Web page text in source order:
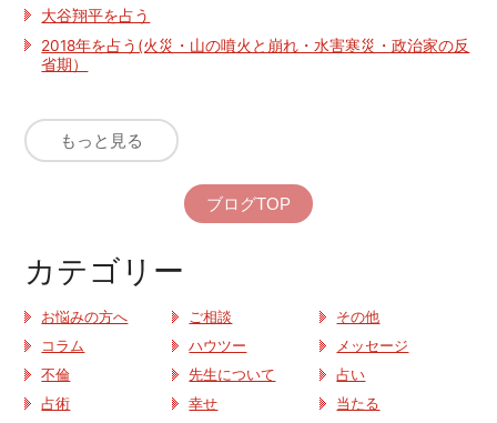
大谷翔平を占う
2018年を占う(火災・山の噴火と崩れ・水害寒災・政治家の反
省期）
もっと見る
ブログTOP
カテゴリー
お悩みの方へ ご相談
その他
コラム
ハウツー
メッセージ
不倫
先生について
占い
占術
幸せ
当たる